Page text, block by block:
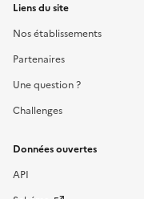
Liens du site
Nos établissements
Partenaires
Une question ?
Challenges
Données ouvertes
API